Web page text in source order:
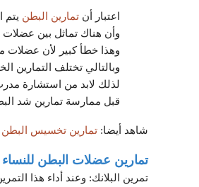
اعتبار أن تمارين البطن يتم
وأن هناك تماثل بين عضلات
وهذا خطأ كبير لأن عضلات
وبالتالي تختلف التمارين
لذلك لابد من استشارة
قبل ممارسة تمارين شد
شاهد أيضا: تمارين تخسيس البطن
تمارين عضلات البطن للنساء
تمرين البلانك: وعند أداء هذا